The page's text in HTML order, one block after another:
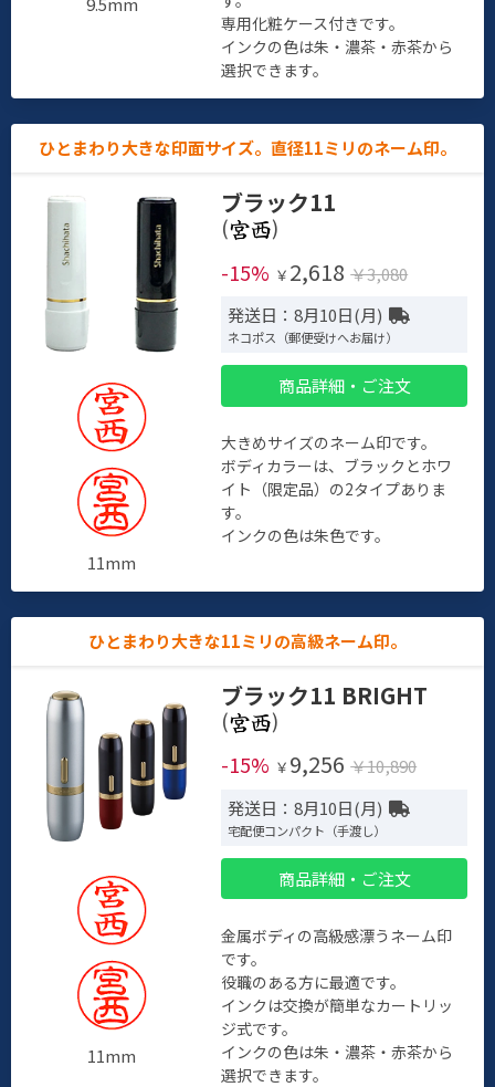
専用化粧ケース付きです。
インクの色は朱・濃茶・赤茶から
選択できます。
ひとまわり大きな印面サイズ。直径11ミリのネーム印。
11mm
ブラック11
(
)
-15% ￥ 2,618 ￥3,080
発送日：8月10日(月)
ネコポス（郵便受けへお届け）
商品詳細・ご注文
大きめサイズのネーム印です。
ボディカラーは、ブラックとホワ
イト（限定品）の2タイプありま
す。
インクの色は朱色です。
ひとまわり大きな11ミリの高級ネーム印。
11mm
ブラック11 BRIGHT
(
)
-15% ￥ 9,256 ￥10,890
発送日：8月10日(月)
宅配便コンパクト（手渡し）
商品詳細・ご注文
金属ボディの高級感漂うネーム印
です。
役職のある方に最適です。
インクは交換が簡単なカートリッ
ジ式です。
インクの色は朱・濃茶・赤茶から
選択できます。